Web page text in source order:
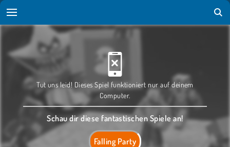
Falling Party
Tut uns leid! Dieses Spiel funktioniert nur auf deinem
Computer.
Schau dir diese fantastischen Spiele an!